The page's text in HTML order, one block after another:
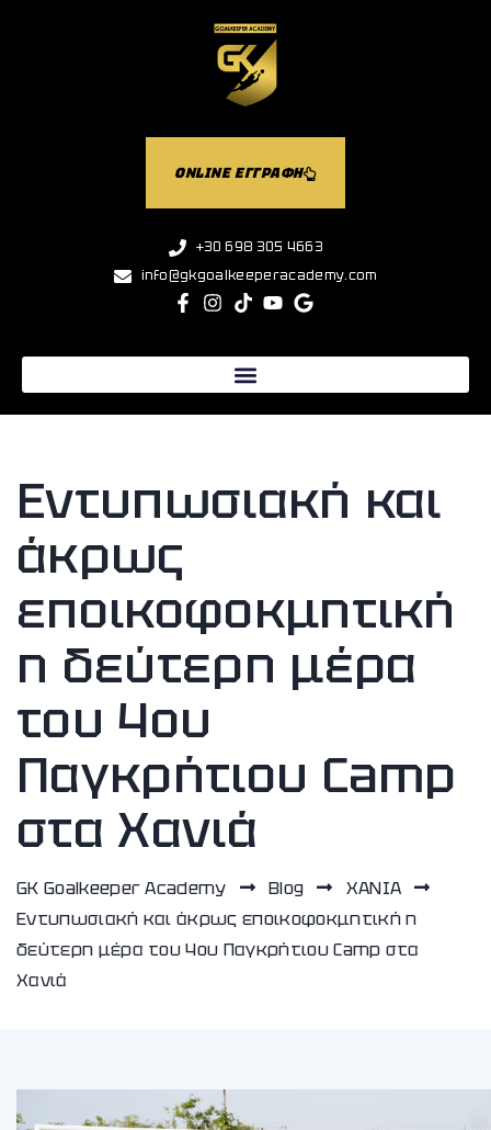
ONLINE ΕΓΓΡΑΦΗ
+30 698 305 4663
info@gkgoalkeeperacademy.com
Εντυπωσιακή και
άκρως
εποικοφοκμητική
η δεύτερη μέρα
του 4ου
Παγκρήτιου Camp
στα Χανιά
GK Goalkeeper Academy Blog
ΧΑΝΙA
Εντυπωσιακή και άκρως εποικοφοκμητική η
δεύτερη μέρα του 4ου Παγκρήτιου Camp στα
Χανιά